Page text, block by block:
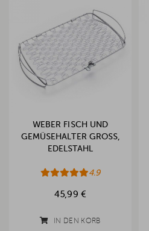
WEBER FISCH UND
GEMÜSEHALTER GROSS, E
DELSTAHL
4.9
45,99 €
IN DEN KORB